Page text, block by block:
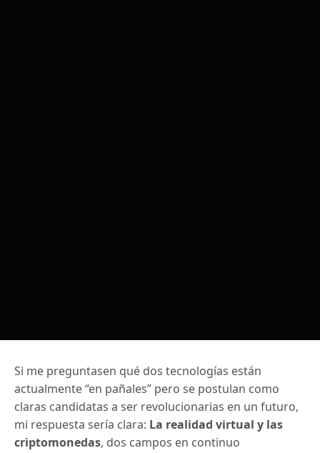
Si me preguntasen qué dos tecnologías están
actualmente “en pañales” pero se postulan como
claras candidatas a ser revolucionarias en un futuro,
mi respuesta sería clara: La realidad virtual y las
criptomonedas, dos campos en continuo